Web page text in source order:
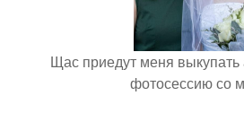
Щас приедут меня выкупать
фотосессию со